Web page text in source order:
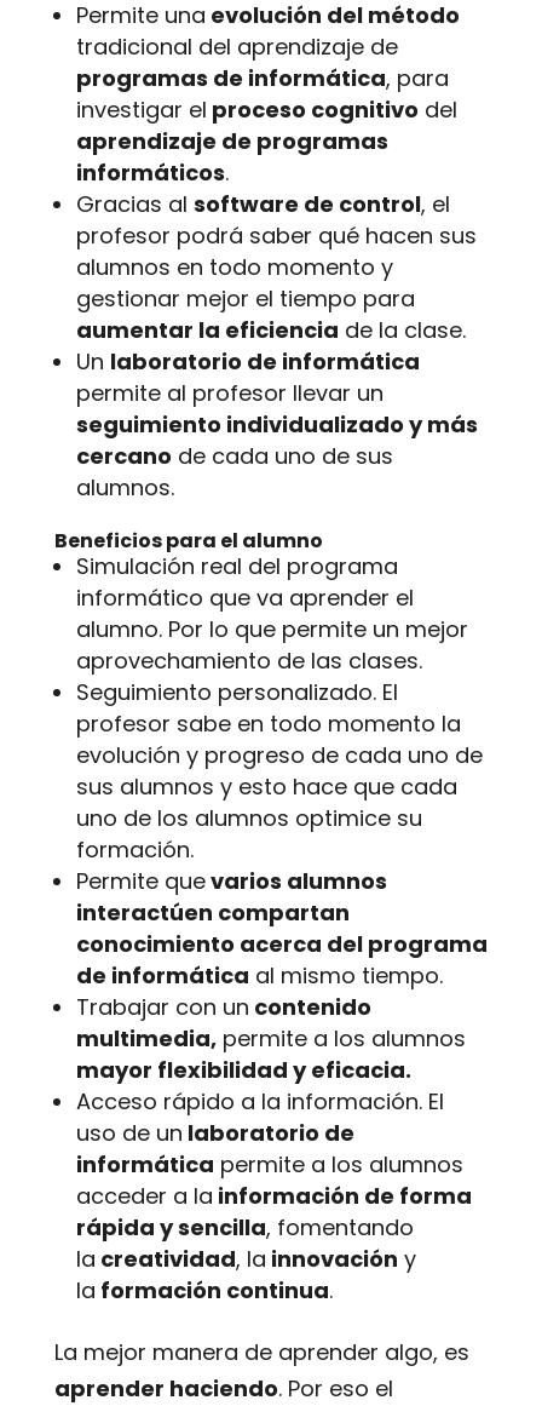
Permite una evolución del método
tradicional del aprendizaje de
programas de informática, para
investigar el proceso cognitivo del
aprendizaje de programas
informáticos.
Gracias al software de control, el
profesor podrá saber qué hacen sus
alumnos en todo momento y
gestionar mejor el tiempo para
aumentar la eficiencia de la clase.
Un laboratorio de informática
permite al profesor llevar un
seguimiento individualizado y más
cercano de cada uno de sus
alumnos.
Beneficios para el alumno
Simulación real del programa
informático que va aprender el
alumno. Por lo que permite un mejor
aprovechamiento de las clases.
Seguimiento personalizado. El
profesor sabe en todo momento la
evolución y progreso de cada uno de
sus alumnos y esto hace que cada
uno de los alumnos optimice su
formación.
Permite quevarios alumnos
interactúen compartan
conocimiento acerca del programa
de informática al mismo tiempo.
Trabajar con un contenido
multimedia,permite a los alumnos
mayor flexibilidad y eficacia.
Acceso rápido a la información. El
uso de un laboratorio de
informática permite a los alumnos
acceder a la información de forma
rápida y sencilla, fomentando
la creatividad, la innovación y
la formación continua.
La mejor manera de aprender algo, es
aprender haciendo. Por eso el